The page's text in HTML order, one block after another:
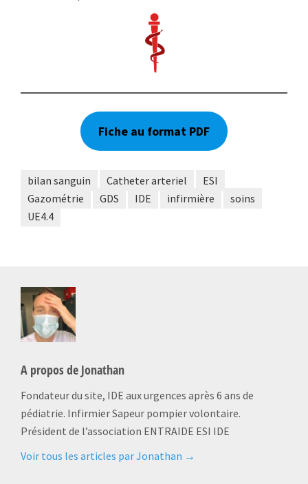
Fiche au format PDF
bilan sanguin Catheter arteriel
ESI
Gazométrie
GDS IDE infirmière
soins
UE4.4
A propos de Jonathan
Fondateur du site, IDE aux urgences après 6 ans de
pédiatrie. Infirmier Sapeur pompier volontaire.
Président de l’association ENTRAIDE ESI IDE
Voir tous les articles par Jonathan →